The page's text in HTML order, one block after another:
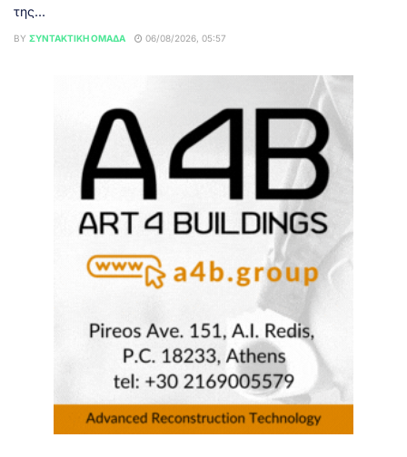
της...
BY ΣΥΝΤΑΚΤΙΚΉ ΟΜΆΔΑ 06/08/2026, 05:57